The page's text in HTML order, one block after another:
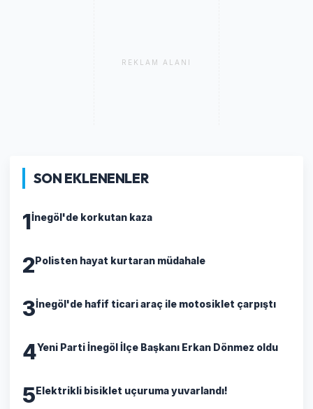
REKLAM ALANI
SON EKLENENLER
1İnegöl'de korkutan kaza
2Polisten hayat kurtaran müdahale
3İnegöl'de hafif ticari araç ile motosiklet çarpıştı
4Yeni Parti İnegöl İlçe Başkanı Erkan Dönmez oldu
5Elektrikli bisiklet uçuruma yuvarlandı!